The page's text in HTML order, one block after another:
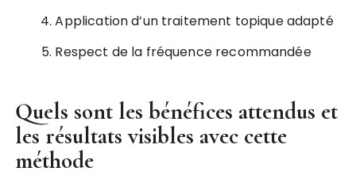
Application d’un traitement topique adapté
Respect de la fréquence recommandée
Quels sont les bénéfices attendus et
les résultats visibles avec cette
méthode